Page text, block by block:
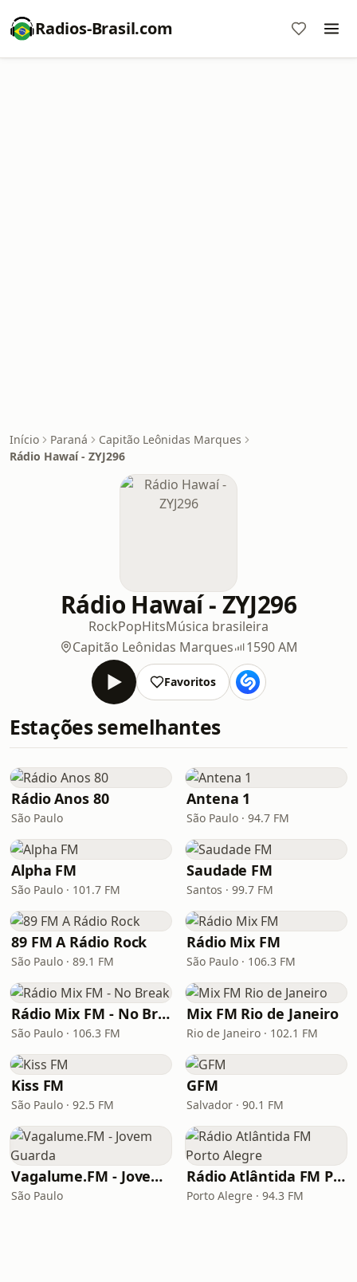
Radios-Brasil.com
Início Paraná
Capitão Leônidas Marques
Rádio Hawaí - ZYJ296
Rádio Hawaí - ZYJ296
RockPopHitsMúsica brasileira
Capitão Leônidas Marques
1590 AM
Favoritos
Estações semelhantes
Rádio Anos 80
São Paulo
Antena 1
São Paulo · 94.7 FM
Alpha FM
São Paulo · 101.7 FM
Saudade FM
Santos · 99.7 FM
89 FM A Rádio Rock
São Paulo · 89.1 FM
Rádio Mix FM
São Paulo · 106.3 FM
Rádio Mix FM - No Break
São Paulo · 106.3 FM
Mix FM Rio de Janeiro
Rio de Janeiro · 102.1 FM
Kiss FM
São Paulo · 92.5 FM
GFM
Salvador · 90.1 FM
Vagalume.FM - Jovem Guarda
São Paulo
Rádio Atlântida FM Porto Alegre
Porto Alegre · 94.3 FM